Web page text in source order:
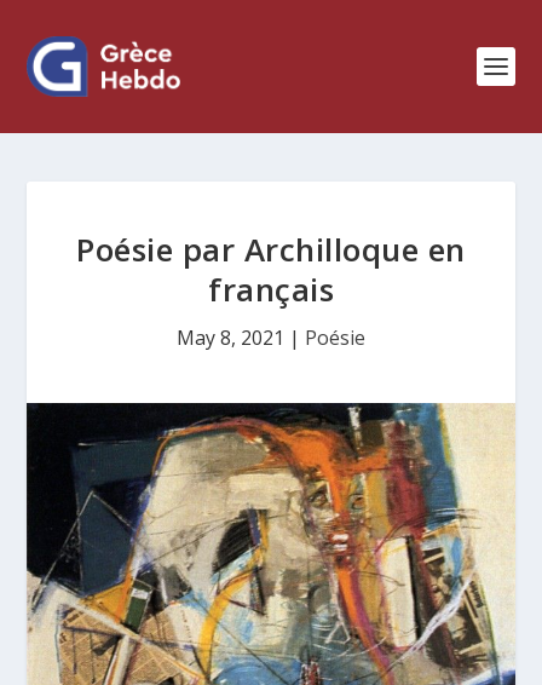
Poésie par Archilloque en
français
May 8, 2021 | Poésie